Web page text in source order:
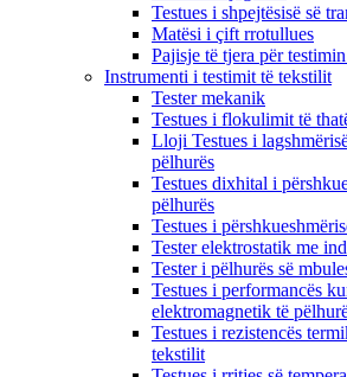
Testues i shpejtësisë së
Matësi i çift rrotullues
Pajisje të tjera për
Instrumenti i testimit të tekstilit
Tester mekanik
Testues i flokulimit të
Lloji Testues i
pëlhurës
Testues dixhital i
pëlhurës
Testues i
Tester elektrostatik me
Tester i pëlhurës së
Testues i performancës
elektromagnetik të
Testues i rezistencës
tekstilit